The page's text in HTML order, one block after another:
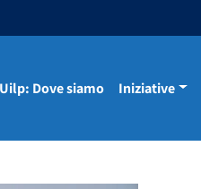
Dove siamo Iniziative